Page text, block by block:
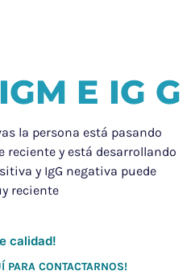
E IG G
la persona está pasando
y está desarrollando
y IgG negativa puede
reciente
calidad!
PARA CONTACTARNOS!